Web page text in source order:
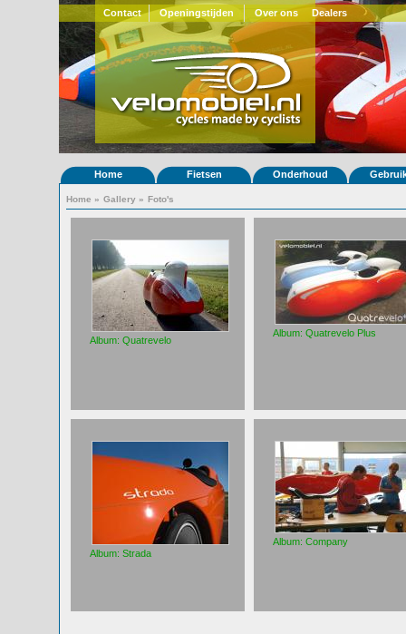
Contact Openingstijden Over ons Dealers
Home Fietsen Onderhoud
Home » Gallery » Foto's
Album: Quatrevelo
Album: Quatrevelo Plus
Album: Strada
Album: Company